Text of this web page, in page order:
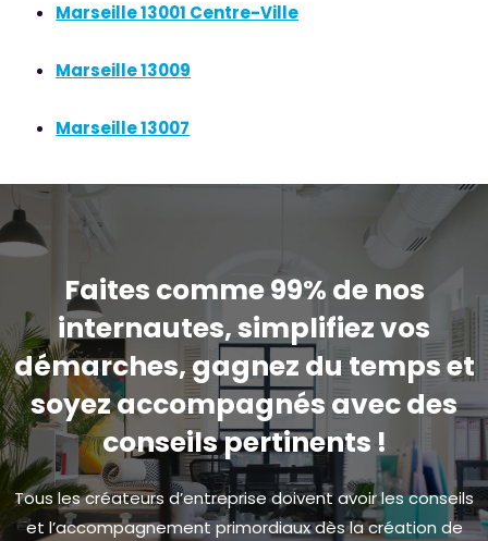
Marseille 13001 Centre-Ville
Marseille 13009
Marseille 13007
Faites comme 99% de nos
internautes, simplifiez vos
démarches, gagnez du temps et
soyez accompagnés avec des
conseils pertinents !
Tous les créateurs d’entreprise doivent avoir les conseils
et l’accompagnement primordiaux dès la création de